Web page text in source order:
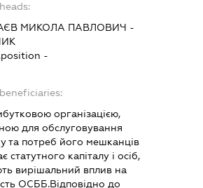
МИКОЛА ПАВЛОВИЧ -
-
організацією,
для обслуговування
та потреб його мешканців
статутного капіталу і осіб,
вирішальний вплив на
ОСББ.Відповідно до